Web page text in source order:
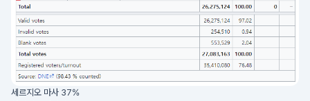
세르지오 마사 37%